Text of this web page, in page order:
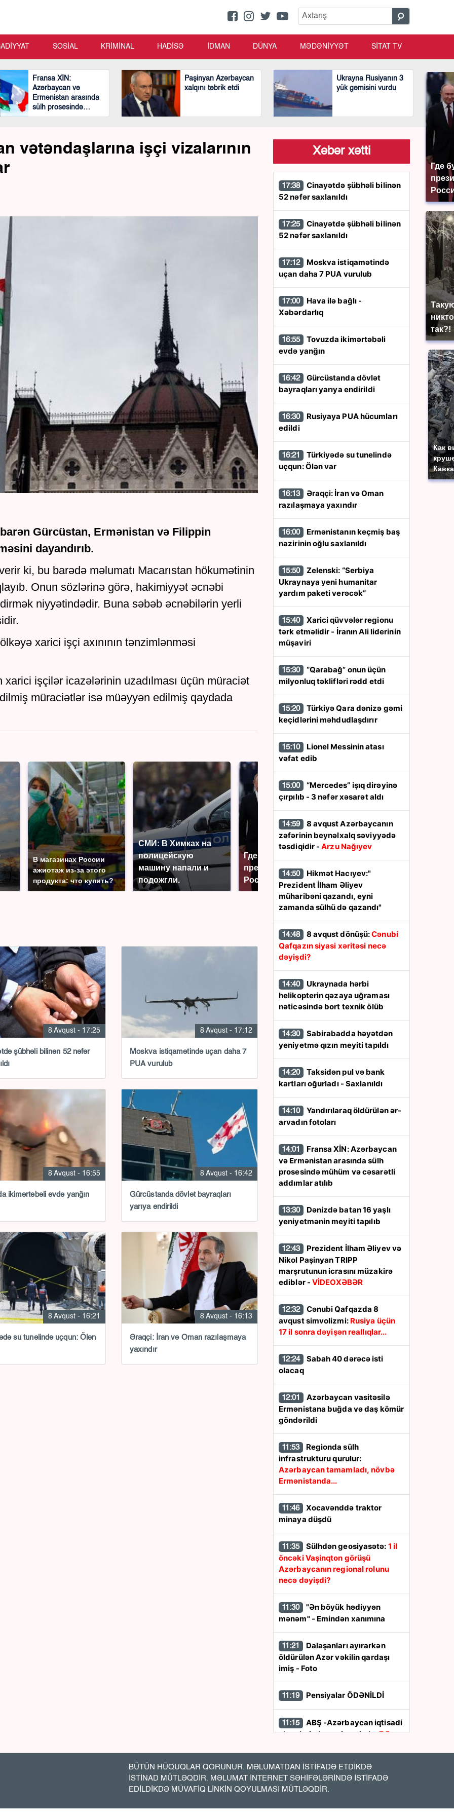
Где
так?!
Как
SOSİAL KRİMİNAL HADİSƏ İDMAN DÜNYA MƏDƏNİYYƏT SİTAT TV
Fransa XİN:
Azərbaycan və
Ermənistan arasında
sülh prosesində
mühüm və cəsarətli
Paşinyan Azərbaycan
xalqını təbrik etdi
Ukrayna Rusiyanın 3
yük gəmisini vurdu
vətəndaşlarına işçi vizalarının
Gürcüstan, Ermənistan və Filippin
dayandırıb.
ki, bu barədə məlumatı Macarıstan hökumətinin
Onun sözlərinə görə, hakimiyyət əcnəbi
niyyətindədir. Buna səbəb əcnəbilərin yerli
xarici işçi axınının tənzimlənməsi
xarici işçilər icazələrinin uzadılması üçün müraciət
müraciətlər isə müəyyən edilmiş qaydada
В магазинах России
ажиотаж из-за этого
продукта: что купить?
СМИ: В Химках на
полицейскую
машину напали и
подожгли.
Где будет встреча
президентов США и
России: Европа?
так?!
8 Avqust - 17:25
şübhəli bilinən 52 nəfər
8 Avqust - 17:12
Moskva istiqamətində uçan daha 7
PUA vurulub
8 Avqust - 16:55
ikimərtəbəli evdə yanğın
8 Avqust - 16:42
Gürcüstanda dövlət bayraqları
yarıya endirildi
8 Avqust - 16:21
su tunelində uçqun: Ölən
8 Avqust - 16:13
Əraqçi: İran və Oman razılaşmaya
yaxındır
Xəbər xətti
17:38
52 nəfər saxlanıldı
17:25
52 nəfər saxlanıldı
17:12
uçan daha 7 PUA vurulub
17:00
Xəbərdarlıq
16:55
evdə yanğın
16:42
bayraqları yarıya endirildi
16:30
edildi
16:21
uçqun: Ölən var
16:13
razılaşmaya yaxındır
16:00
nazirinin oğlu saxlanıldı
15:50
Ukraynaya yeni humanitar
yardım paketi verəcək”
15:40
tərk etməlidir - İranın Ali liderinin
müşaviri
15:30
milyonluq təklifləri rədd etdi
15:20
keçidlərini məhdudlaşdırır
15:10
vəfat edib
15:00
çırpılıb - 3 nəfər xəsarət aldı
14:59
zəfərinin beynəlxalq səviyyədə
təsdiqidir -Arzu Nağıyev
14:50
Prezident İlham Əliyev
müharibəni qazandı, eyni
zamanda sülhü də qazandı"
14:48 8 avqust dönüşü:Cənubi
Qafqazın siyasi xəritəsi necə
dəyişdi?
14:40
helikopterin qəzaya uğraması
nəticəsində bort texnik ölüb
14:30
yeniyetmə qızın meyiti tapıldı
14:20
kartları oğurladı - Saxlanıldı
14:10
arvadın fotoları
14:01
və Ermənistan arasında sülh
prosesində mühüm və cəsarətli
addımlar atılıb
13:30
yeniyetmənin meyiti tapılıb
12:43
Nikol Paşinyan TRIPP
marşrutunun icrasını müzakirə
ediblər - VİDEOXƏBƏR
12:32
avqust simvolizmi: Rusiya üçün
17 il sonra dəyişən reallıqlar...
12:24
olacaq
12:01
Ermənistana buğda və daş kömür
göndərildi
11:53
infrastrukturu qurulur:
Azərbaycan tamamladı, növbə
Ermənistanda...
11:46
minaya düşdü
11:35 Sülhdən geosiyasətə: 1 il
öncəki Vaşinqton görüşü
Azərbaycanın regional rolunu
necə dəyişdi?
11:30
mənəm" - Emindən xanımına
11:21
öldürülən Azər vəkilin qardaşı
imiş - Foto
11:19 Pensiyalar ÖDƏNİLDİ
11:15
əlaqələrində yeni mərhələ:7,5
edir?
11:02
Təbii qazın qiyməti
bahalaşdı
BÜTÜN HÜQUQLAR QORUNUR. MƏLUMATDAN İSTİFADƏ ETDİKDƏ
İSTİNAD MÜTLƏQDİR. MƏLUMAT İNTERNET SƏHİFƏLƏRİNDƏ İSTİFADƏ
EDİLDİKDƏ MÜVAFİQ LİNKİN QOYULMASI MÜTLƏQDİR.